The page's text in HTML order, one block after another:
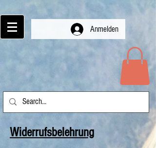
Anmelden
Widerrufsbelehrung